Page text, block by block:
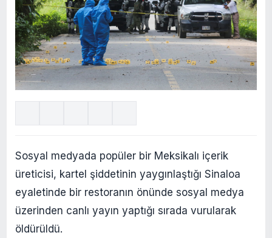
Sosyal medyada popüler bir Meksikalı içerik
üreticisi, kartel şiddetinin yaygınlaştığı Sinaloa
eyaletinde bir restoranın önünde sosyal medya
üzerinden canlı yayın yaptığı sırada vurularak
öldürüldü.